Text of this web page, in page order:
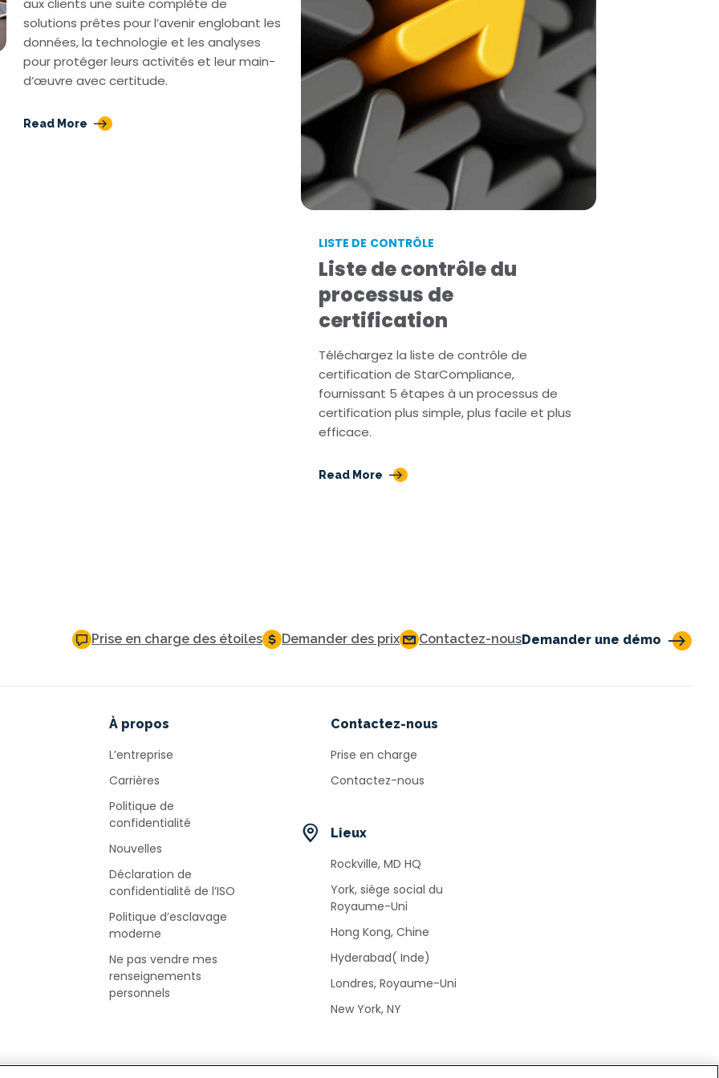
en Irlande
en Australie
et compétence
For Crypto Regulation
Later
Lire la suite
aux clients une suite complète de
solutions prêtes pour l’avenir englobant les
données, la technologie et les analyses
pour protéger leurs activités et leur main-
d’œuvre avec certitude.
Read More
LISTE DE CONTRÔLE
Liste de contrôle du
processus de
certification
Téléchargez la liste de contrôle de
certification de StarCompliance,
fournissant 5 étapes à un processus de
certification plus simple, plus facile et plus
efficace.
Read More
Prise en charge des étoiles Demander des prix Contactez-nousDemander une démo
À propos
L’entreprise
Carrières
Politique de
confidentialité
Nouvelles
Déclaration de
confidentialité de l’ISO
Politique d’esclavage
moderne
Ne pas vendre mes
renseignements
personnels
Contactez-nous
Prise en charge
Contactez-nous
Lieux
Rockville, MD HQ
York, siège social du
Royaume-Uni
Hong Kong, Chine
Hyderabad( Inde)
Londres, Royaume-Uni
New York, NY